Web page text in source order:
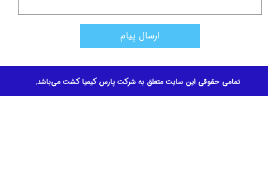
ارسال پیام
تمامی حقوقی این سایت متعلق به شرکت پارس کیمیا کشت می‌باشد.